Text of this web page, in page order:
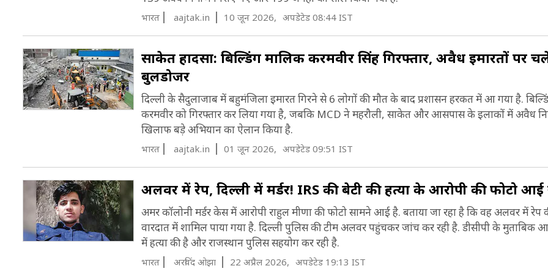
(Chittaranjan Park), गोविंदपुरी, ग्रेटर कैलाश (Greater
(Okhla), सरिता विहार, जैतपुर और बदरपुर (Badarpur)
वालों के लिए खास है (Shopping Hub in South East
दक्षिण पूर्वी दिल्ली में स्थित कालकाजी मंदीर में श्रद्धालुओं का
सालों भर लगा रहता है (Kalkaji Temple).
भारत aajtak.in 10 जून 2026, अपडेटेड 08:44 IST
साकेत हादसा: बिल्डिंग मालिक करमवीर सिंह गिरफ्तार, अवैध इमारतों पर
बुलडोजर
दिल्ली के सैदुलाजाब में बहुमंजिला इमारत गिरने से 6 लोगों की मौत के बाद प्रशासन हरकत में आ गया है.
करमवीर को गिरफ्तार कर लिया गया है, जबकि MCD ने महरौली, साकेत और आसपास के इलाकों में अवैध
खिलाफ बड़े अभियान का ऐलान किया है.
भारत aajtak.in 01 जून 2026, अपडेटेड 09:51 IST
अलवर में रेप, दिल्ली में मर्डर! IRS की बेटी की हत्या के आरोपी की फोटो
अमर कॉलोनी मर्डर केस में आरोपी राहुल मीणा की फोटो सामने आई है. बताया जा रहा है कि वह अलवर में
वारदात में शामिल पाया गया है. दिल्ली पुलिस की टीम अलवर पहुंचकर जांच कर रही है. डीसीपी के मुताबिक
में हत्या की है और राजस्थान पुलिस सहयोग कर रही है.
भारत अरविंद ओझा 22 अप्रैल 2026, अपडेटेड 19:13 IST